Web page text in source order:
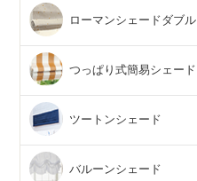
ローマンシェードダブル
つっぱり式簡易シェード
ツートンシェード
バルーンシェード